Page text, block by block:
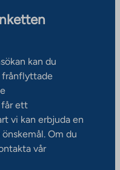
kan du
frånflyttade
får ett
vi kan erbjuda en
Om du
vår